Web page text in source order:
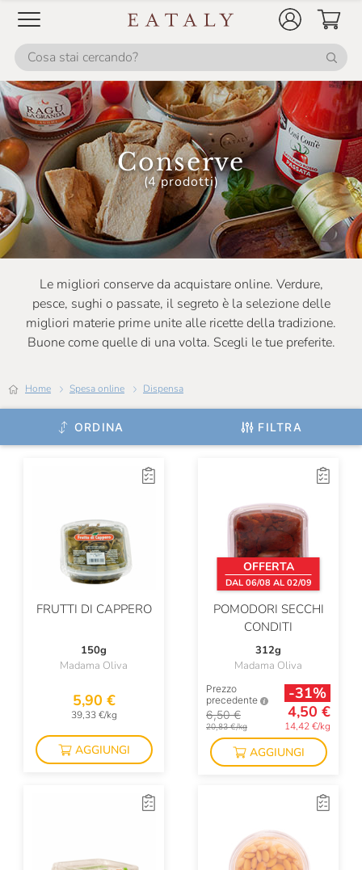
Conserve
(4 prodotti)
Le migliori conserve da acquistare online. Verdure,
pesce, sughi o passate, il segreto è la selezione delle
migliori materie prime unite alle ricette della tradizione.
Buone come quelle di una volta. Scegli le tue preferite.
Home Spesa online Dispensa
ORDINA FILTRA
FRUTTI DI CAPPERO
150g
Madama Oliva
5,90 €
39,33 €/kg
AGGIUNGI
OFFERTA
DAL 06/08 AL 02/09
POMODORI SECCHI
CONDITI
312g
Madama Oliva
Prezzo
precedente
6,50 €
20,83 €/kg
-31%
4,50 €
14,42 €/kg
AGGIUNGI